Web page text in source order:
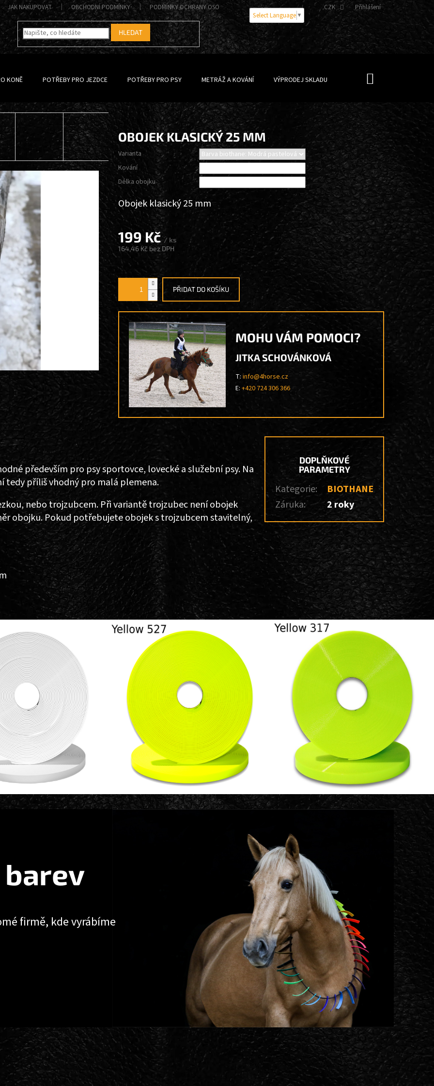
JAK NAKUPOVAT OBCHODNÍ PODMÍNKY PODMÍNKY OCHRANY OSOBNÍCH ÚDAJŮ CZK Přihlášení
Select Language ▼
HLEDAT
KONĚ POTŘEBY PRO JEZDCE POTŘEBY PRO PSY METRÁŽ A KOVÁNÍ VÝPRODEJ SKLADU
OBOJEK KLASICKÝ 25 MM
199 Kč / ks
164,46 Kč bez DPH
Měrná
cena:
Varianta
Kování
Délka obojku
PŘIDAT DO KOŠÍKU
MOHU VÁM POMOCI?
JITKA SCHOVÁNKOVÁ
T: info@4horse.cz
E: +420 724 306 366
Obojek klasický 25 mm
především pro psy sportovce, lovecké a služební psy. Na
tedy příliš vhodný pro malá plemena.
nebo trojzubcem. Při variantě trojzubec není obojek
obojku. Pokud potřebujete obojek s trojzubcem stavitelný,
DOPLŇKOVÉ
PARAMETRY
Kategorie:
BIOTHANE
Záruka: 2 roky
barev
firmě, kde vyrábíme